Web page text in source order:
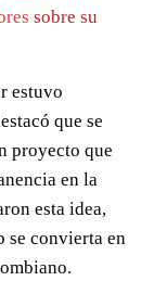
sobre su
estuvo
que se
proyecto que
en la
esta idea,
se convierta en